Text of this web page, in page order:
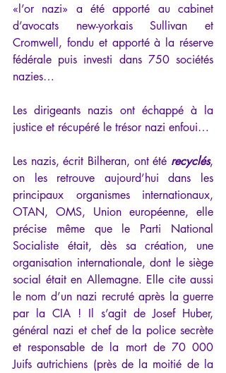
«l’or nazi» a été apporté au cabinet
d’avocats new-yorkais Sullivan et
Cromwell, fondu et apporté à la réserve
fédérale puis investi dans 750 sociétés
nazies…
Les dirigeants nazis ont échappé à la
justice et récupéré le trésor nazi enfoui…
Les nazis, écrit Bilheran, ont été recyclés,
on les retrouve aujourd’hui dans les
principaux organismes internationaux,
OTAN, OMS, Union européenne, elle
précise même que le Parti National
Socialiste était, dès sa création, une
organisation internationale, dont le siège
social était en Allemagne. Elle cite aussi
le nom d’un nazi recruté après la guerre
par la CIA ! Il s’agit de Josef Huber,
général nazi et chef de la police secrète
et responsable de la mort de 70 000
Juifs autrichiens (près de la moitié de la